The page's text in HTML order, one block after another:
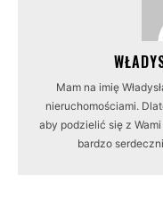
Mam na imię
nieruchomościami.
aby podzielić się z
bardzo